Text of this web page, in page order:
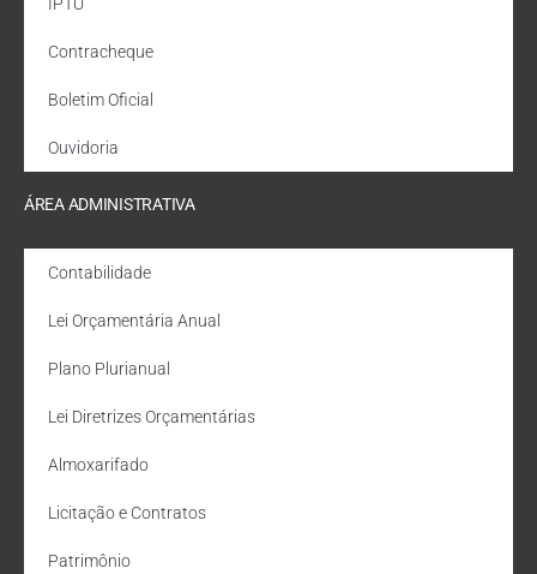
Contracheque
Boletim Oficial
Ouvidoria
ÁREA ADMINISTRATIVA
Contabilidade
Lei Orçamentária Anual
Plano Plurianual
Lei Diretrizes Orçamentárias
Almoxarifado
Licitação e Contratos
Patrimônio